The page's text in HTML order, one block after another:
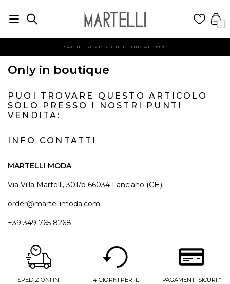
0
SALDI ESTIVI: SCONTI FINO AL -60%
Only in boutique
PUOI TROVARE QUESTO ARTICOLO
SOLO PRESSO I NOSTRI PUNTI
VENDITA:
INFO CONTATTI
MARTELLI MODA
Via Villa Martelli, 301/b 66034 Lanciano (CH)
order@martellimoda.com
+39 349 765 8268
SPEDIZIONI IN
14 GIORNI PER IL
PAGAMENTI SICURI *